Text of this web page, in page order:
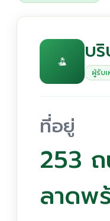
บริ
ผู้รับ
ที่อยู่
253 ถ
ลาดพ